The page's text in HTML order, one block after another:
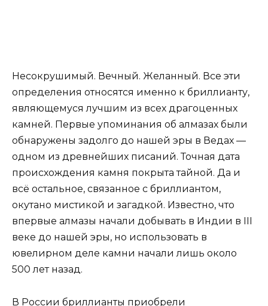
Несокрушимый. Вечный. Желанный. Все эти
определения относятся именно к бриллианту,
являющемуся лучшим из всех драгоценных
камней. Первые упоминания об алмазах были
обнаружены задолго до нашей эры в Ведах —
одном из древнейших писаний. Точная дата
происхождения камня покрыта тайной. Да и
всё остальное, связанное с бриллиантом,
окутано мистикой и загадкой. Известно, что
впервые алмазы начали добывать в Индии в III
веке до нашей эры, но использовать в
ювелирном деле камни начали лишь около
500 лет назад.
В России бриллианты приобрели